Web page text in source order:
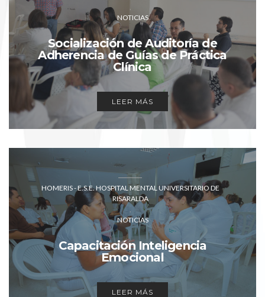
NOTICIAS
Socialización de Auditoría de
Adherencia de Guías de Práctica
Clínica
LEER MÁS
HOMERIS - E.S.E. HOSPITAL MENTAL UNIVERSITARIO DE
RISARALDA
NOTICIAS
Capacitación Inteligencia
Emocional
LEER MÁS